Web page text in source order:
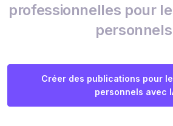
professionnelles pour
Créer des publications pour
personnels avec